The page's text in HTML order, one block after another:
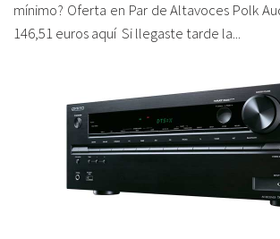
mínimo? Oferta en Par de Altavoces Polk
146,51 euros aquí Si llegaste tarde la...